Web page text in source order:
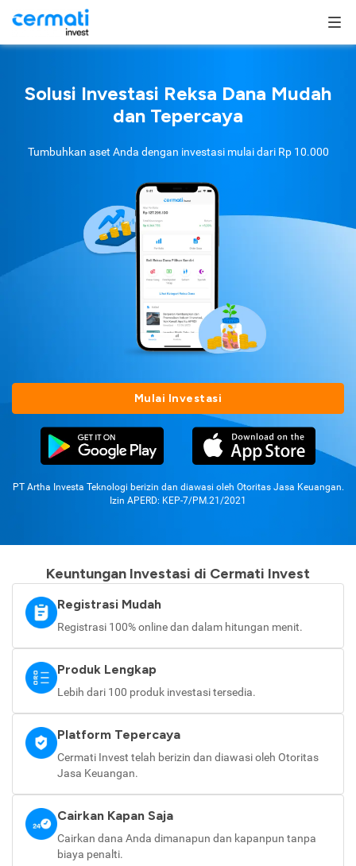
Solusi Investasi Reksa Dana Mudah
dan Tepercaya
Tumbuhkan aset Anda dengan investasi mulai dari Rp 10.000
Mulai Investasi
PT Artha Investa Teknologi berizin dan diawasi oleh Otoritas Jasa Keuangan.
Izin APERD: KEP-7/PM.21/2021
Keuntungan Investasi di Cermati Invest
Registrasi Mudah
Registrasi 100% online dan dalam hitungan menit.
Produk Lengkap
Lebih dari 100 produk investasi tersedia.
Platform Tepercaya
Cermati Invest telah berizin dan diawasi oleh Otoritas
Jasa Keuangan.
Cairkan Kapan Saja
Cairkan dana Anda dimanapun dan kapanpun tanpa
biaya penalti.